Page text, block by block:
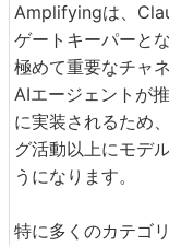
Amplifyingは、
ゲートキーパーと
極めて重要なチャ
AIエージェントが
に実装されるため
グ活動以上にモデ
うになります。
特に多くのカテゴ